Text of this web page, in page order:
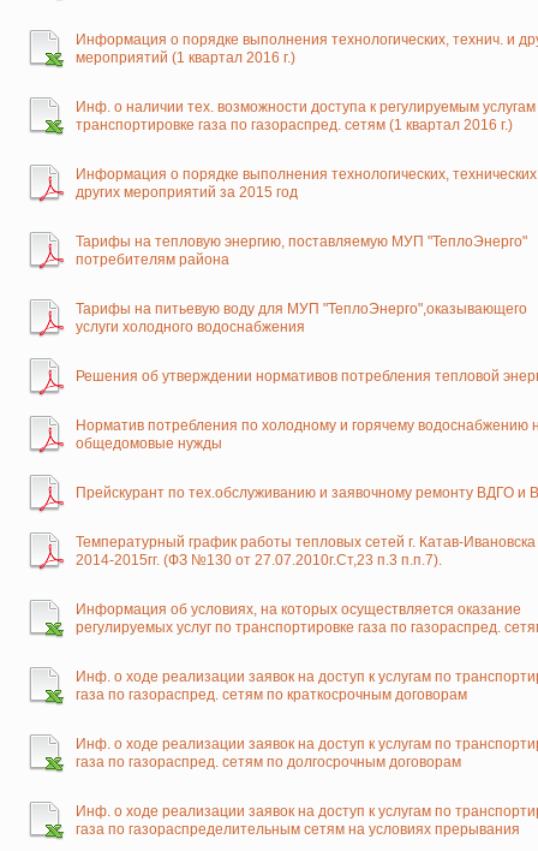
Информация о порядке выполнения технологических, технич. и
мероприятий (1 квартал 2016 г.)
Инф. о наличии тех. возможности доступа к регулируемым
транспортировке газа по газораспред. сетям (1 квартал 2016 г.)
Информация о порядке выполнения технологических,
других мероприятий за 2015 год
Тарифы на тепловую энергию, поставляемую МУП "ТеплоЭнерго"
потребителям района
Тарифы на питьевую воду для МУП "ТеплоЭнерго",оказывающего
услуги холодного водоснабжения
Решения об утверждении нормативов потребления тепловой
Норматив потребления по холодному и горячему водоснабжению
общедомовые нужды
Прейскурант по тех.обслуживанию и заявочному ремонту ВДГО и
Температурный график работы тепловых сетей г. Катав-
2014-2015гг. (ФЗ №130 от 27.07.2010г.Ст,23 п.3 п.п.7).
Информация об условиях, на которых осуществляется оказание
регулируемых услуг по транспортировке газа по газораспред.
Инф. о ходе реализации заявок на доступ к услугам по
газа по газораспред. сетям по краткосрочным договорам
Инф. о ходе реализации заявок на доступ к услугам по
газа по газораспред. сетям по долгосрочным договорам
Инф. о ходе реализации заявок на доступ к услугам по
газа по газораспределительным сетям на условиях прерывания